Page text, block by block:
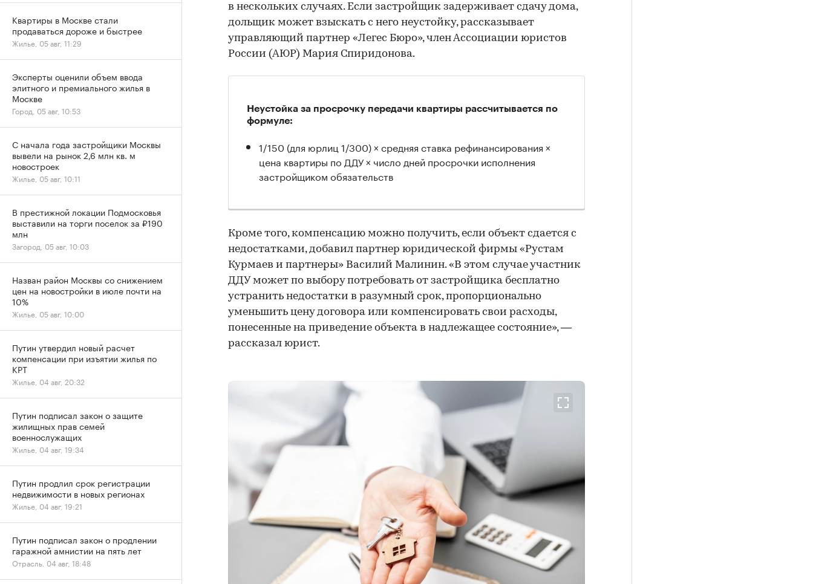
00:00 / 00:00
в нескольких случаях. Если застройщик задерживает сдачу дома,
дольщик может взыскать с него неустойку, рассказывает
управляющий партнер «Легес Бюро», член Ассоциации юристов
России (АЮР) Мария Спиридонова.
Неустойка за просрочку передачи квартиры рассчитывается по
формуле:
1/150 (для юрлиц 1/300) × средняя ставка рефинансирования ×
цена квартиры по ДДУ × число дней просрочки исполнения
застройщиком обязательств
Кроме того, компенсацию можно получить, если объект сдается с
недостатками, добавил партнер юридической фирмы «Рустам
Курмаев и партнеры» Василий Малинин. «В этом случае участник
ДДУ может по выбору потребовать от застройщика бесплатно
устранить недостатки в разумный срок, пропорционально
уменьшить цену договора или компенсировать свои расходы,
понесенные на приведение объекта в надлежащее состояние», —
рассказал юрист.
Квартиры в Москве стали
продаваться дороже и быстрее
Жилье, 05 авг, 11:29
Эксперты оценили объем ввода
элитного и премиального жилья в
Москве
Город, 05 авг, 10:53
С начала года застройщики Москвы
вывели на рынок 2,6 млн кв. м
новостроек
Жилье, 05 авг, 10:11
В престижной локации Подмосковья
выставили на торги поселок за ₽190
млн
Загород, 05 авг, 10:03
Назван район Москвы со снижением
цен на новостройки в июле почти на
10%
Жилье, 05 авг, 10:00
Путин утвердил новый расчет
компенсации при изъятии жилья по
КРТ
Жилье, 04 авг, 20:32
Путин подписал закон о защите
жилищных прав семей
военнослужащих
Жилье, 04 авг, 19:34
Путин продлил срок регистрации
недвижимости в новых регионах
Жилье, 04 авг, 19:21
Путин подписал закон о продлении
гаражной амнистии на пять лет
Отрасль, 04 авг, 18:48